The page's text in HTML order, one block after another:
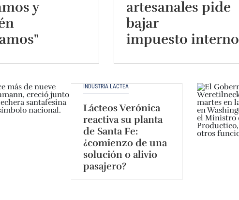
y
artesanales pide
bajar
impuesto interno
INDUSTRIA LÁCTEA
Lácteos Verónica
reactiva su planta
de Santa Fe:
¿comienzo de una
solución o alivio
pasajero?